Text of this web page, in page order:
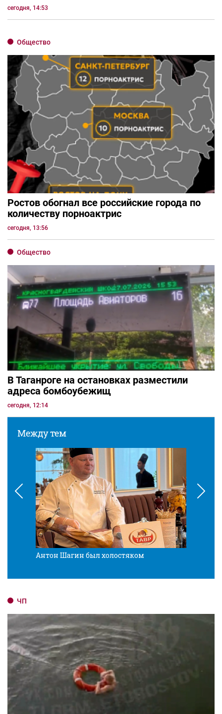
сегодня, 14:53
Общество
Ростов обогнал все российские города по
количеству порноактрис
сегодня, 13:56
Общество
В Таганроге на остановках разместили
адреса бомбоубежищ
сегодня, 12:14
Между тем
Антон Шагин был холостяком
ЧП